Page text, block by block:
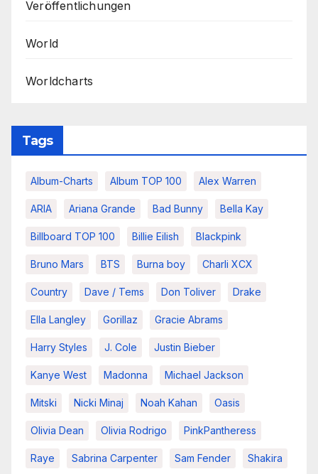
Veröffentlichungen
World
Worldcharts
Tags
Album-Charts Album TOP 100 Alex Warren
ARIA Ariana Grande Bad Bunny Bella Kay
Billboard TOP 100 Billie Eilish Blackpink
Bruno Mars BTS Burna boy Charli XCX
Country Dave / Tems Don Toliver Drake
Ella Langley Gorillaz Gracie Abrams
Harry Styles J. Cole Justin Bieber
Kanye West Madonna Michael Jackson
Mitski Nicki Minaj Noah Kahan Oasis
Olivia Dean Olivia Rodrigo PinkPantheress
Raye Sabrina Carpenter Sam Fender Shakira